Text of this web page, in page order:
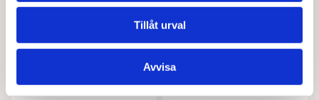
Tillåt urval
Avvisa